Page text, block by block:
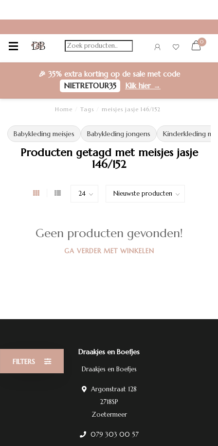
0
🎉 35% extra kortingop de sale met code
NIETRETOUR35
Klik hier →
Home Tags meisjes jasje 146/152
Babykleding meisjes Babykleding jongens Kinderkleding
Producten getagd met meisjes jasje
146/152
FILTERS
Geen producten gevonden!
GA VERDER MET WINKELEN
Draakjes en Boefjes
Draakjes en Boefjes
Argonstraat 128
2718SP
Zoetermeer
079 303 00 57